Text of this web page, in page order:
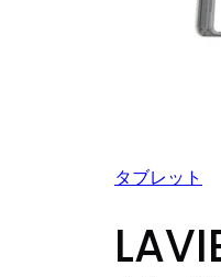
タブレット